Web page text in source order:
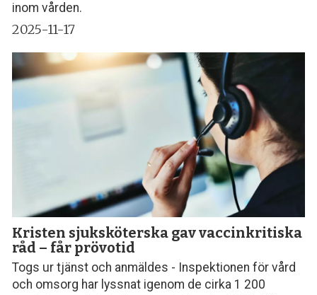
inom vården.
2025-11-17
Kristen sjuksköterska gav vaccinkritiska
råd – får prövotid
Togs ur tjänst och anmäldes - Inspektionen för vård
och omsorg har lyssnat igenom de cirka 1 200